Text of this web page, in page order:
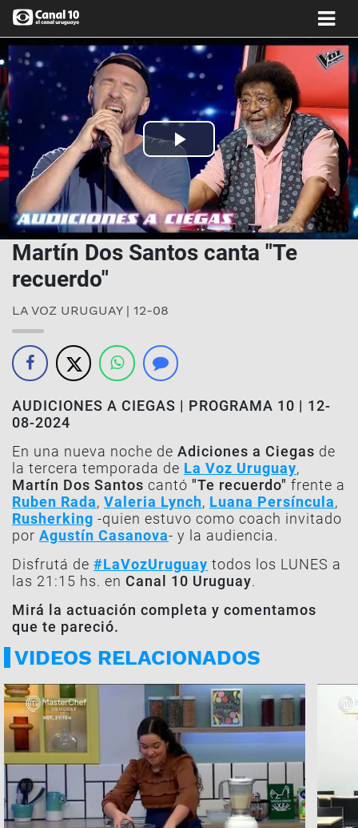
Play
Video
Martín Dos Santos canta "Te
recuerdo"
LA VOZ URUGUAY | 12-08
AUDICIONES A CIEGAS | PROGRAMA 10 | 12-
08-2024
En una nueva noche de Adiciones a Ciegas de
la tercera temporada de La Voz Uruguay,
Martín Dos Santos cantó "Te recuerdo" frente a
Ruben Rada, Valeria Lynch, Luana Persíncula,
Rusherking -quien estuvo como coach invitado
por Agustín Casanova- y la audiencia.
Disfrutá de #LaVozUruguay todos los LUNES a
las 21:15 hs. en Canal 10 Uruguay.
Mirá la actuación completa y comentamos
que te pareció.
VIDEOS RELACIONADOS